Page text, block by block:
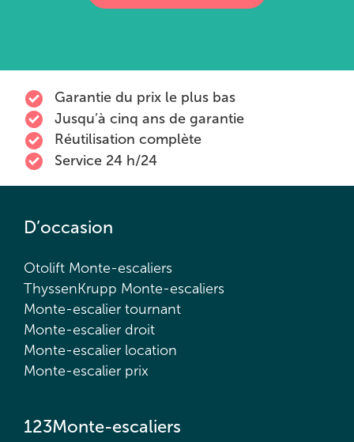
Garantie du prix le plus bas
Jusqu’à cinq ans de garantie
Réutilisation complète
Service 24 h/24
D’occasion
Otolift Monte-escaliers
ThyssenKrupp Monte-escaliers
Monte-escalier tournant
Monte-escalier droit
Monte-escalier location
Monte-escalier prix
123Monte-escaliers